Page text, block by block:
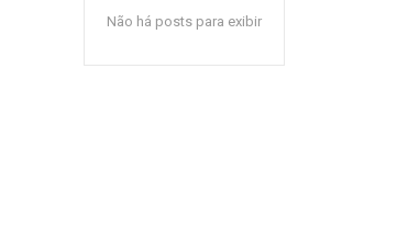
Não há posts para exibir